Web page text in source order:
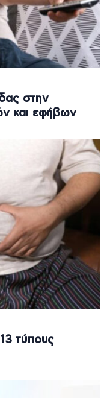
στην
και εφήβων
τύπους